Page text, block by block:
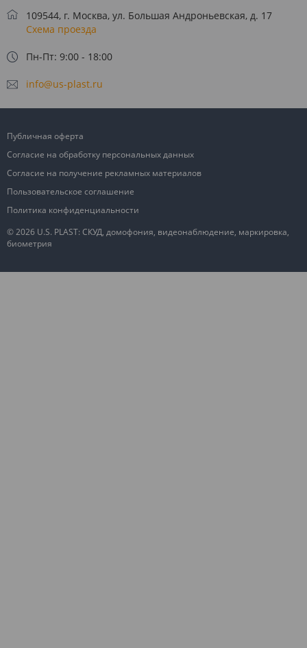
109544, г. Москва, ул. Большая Андроньевская, д. 17
Схема проезда
Пн-Пт: 9:00 - 18:00
info@us-plast.ru
© 2026 U.S. PLAST: СКУД, домофония, видеонаблюдение, маркировка,
биометрия
Публичная оферта
Согласие на обработку персональных данных
Согласие на получение рекламных материалов
Пользовательское соглашение
Политика конфиденциальности